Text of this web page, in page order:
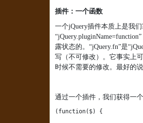
插件：一个函数
一个jQuery插件本质上是我
“jQuery.pluginName=function
露状态的。“jQuery.fn”是“
写（不可修改）。它事实上
时候不需要的修改。最好的
通过一个插件，我们获得一
(function($) {